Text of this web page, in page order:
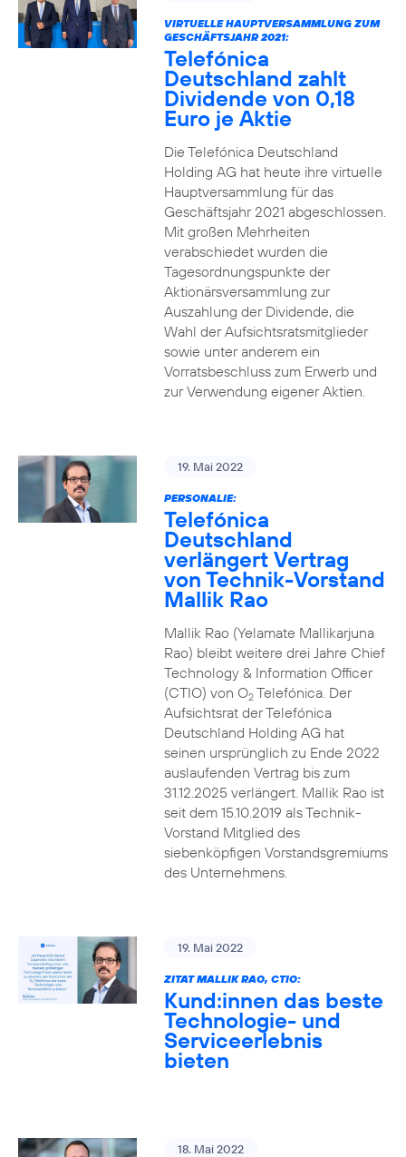
VIRTUELLE HAUPTVERSAMMLUNG ZUM
GESCHÄFTSJAHR 2021:
Telefónica
Deutschland zahlt
Dividende von 0,18
Euro je Aktie
Die Telefónica Deutschland
Holding AG hat heute ihre virtuelle
Hauptversammlung für das
Geschäftsjahr 2021 abgeschlossen.
Mit großen Mehrheiten
verabschiedet wurden die
Tagesordnungspunkte der
Aktionärsversammlung zur
Auszahlung der Dividende, die
Wahl der Aufsichtsratsmitglieder
sowie unter anderem ein
Vorratsbeschluss zum Erwerb und
zur Verwendung eigener Aktien.
19. Mai 2022
PERSONALIE:
Telefónica
Deutschland
verlängert Vertrag
von Technik-Vorstand
Mallik Rao
Mallik Rao (Yelamate Mallikarjuna
Rao) bleibt weitere drei Jahre Chief
Technology & Information Officer
(CTIO) von O2Telefónica. Der
Aufsichtsrat der Telefónica
Deutschland Holding AG hat
seinen ursprünglich zu Ende 2022
auslaufenden Vertrag bis zum
31.12.2025 verlängert. Mallik Rao ist
seit dem 15.10.2019 als Technik-
Vorstand Mitglied des
siebenköpfigen Vorstandsgremiums
des Unternehmens.
19. Mai 2022
ZITAT MALLIK RAO, CTIO:
Kund:innen das beste
Technologie- und
Serviceerlebnis
bieten
18. Mai 2022